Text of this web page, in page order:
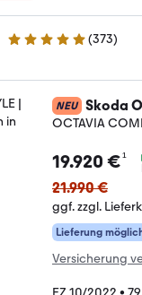
4.9 Sterne (373)
NEU Skoda
OCTAVIA
19.920 €¹
21.990 €
ggf. zzgl.
Lieferung
Versicherung